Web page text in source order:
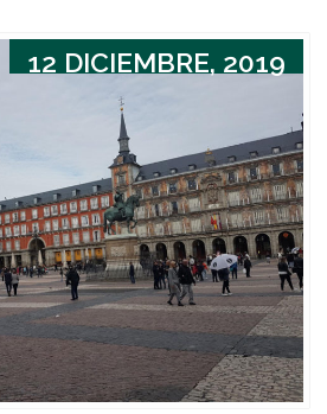
12 DICIEMBRE, 2019